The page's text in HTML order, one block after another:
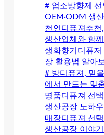
# 업소방향제
OEM·ODM 생
천연디퓨져추천
생산업체와 함
생화향기디퓨저
장 활용법 알아
# 방디퓨져, 믿
에서 만드는 맞
명품디퓨져 선
생산공장 노하
매장디퓨져 선
생산공장 이야기